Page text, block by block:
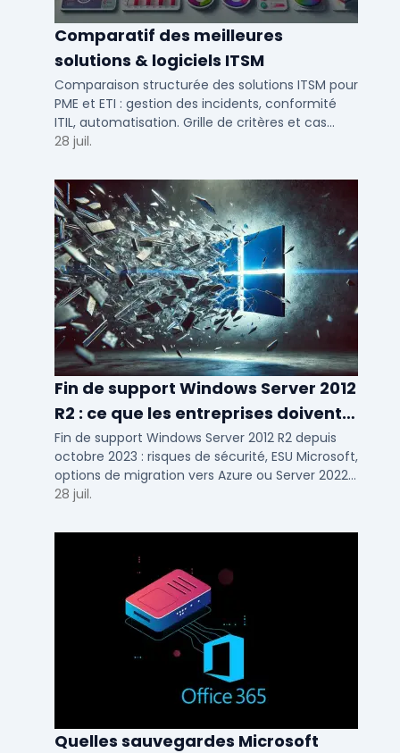
Comparatif des meilleures
solutions & logiciels ITSM
Comparaison structurée des solutions ITSM pour
PME et ETI : gestion des incidents, conformité
ITIL, automatisation. Grille de critères et cas
d'usage par taille d'entreprise.
28 juil.
Fin de support Windows Server 2012
R2 : ce que les entreprises doivent
savoir
Fin de support Windows Server 2012 R2 depuis
octobre 2023 : risques de sécurité, ESU Microsoft,
options de migration vers Azure ou Server 2022
pour TPE, PME et ETI.
28 juil.
Quelles sauvegardes Microsoft